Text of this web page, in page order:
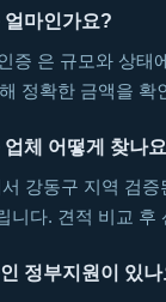
얼마인가요?
증 은 규모와 상태
정확한 금액을 확
체 어떻게 찾나
강동구 지역 검증
니다. 견적 비교 후
정부지원이 있